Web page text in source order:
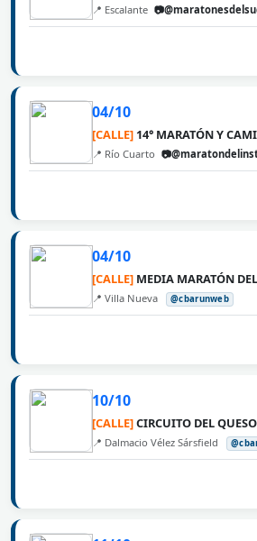
📍 Escalante
04/10
[CALLE] 14° MARATÓN Y CAMINATA
📍 Río Cuarto
04/10
[CALLE] MEDIA MARATÓN DEL
📍 Villa Nueva @cbarunweb
10/10
[CALLE]CIRCUITO DEL QUESO Y EL MANÍ - 4°
📍 Dalmacio Vélez Sársfield